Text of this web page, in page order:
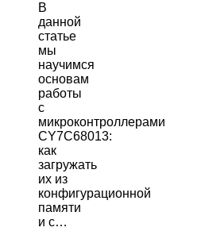
В
данной
статье
мы
научимся
основам
работы
с
микроконтроллерами
CY7C68013:
как
загружать
их из
конфигурационной
памяти
и с…